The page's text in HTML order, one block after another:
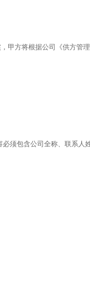
甲方将根据公司《供方管
须包含公司全称、联系人